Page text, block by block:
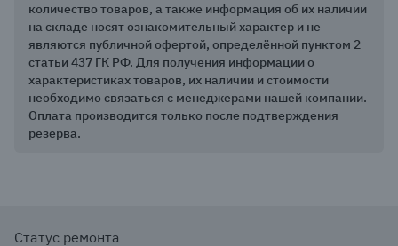
количество товаров, а также информация об их наличии
на складе носят ознакомительный характер и не
являются публичной офертой, определённой пунктом 2
статьи 437 ГК РФ. Для получения информации о
характеристиках товаров, их наличии и стоимости
необходимо связаться с менеджерами нашей компании.
Оплата производится только после подтверждения
резерва.
Статус ремонта